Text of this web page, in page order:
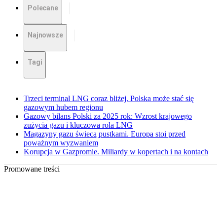
Polecane
Najnowsze
Tagi
Trzeci terminal LNG coraz bliżej. Polska może stać się
gazowym hubem regionu
Gazowy bilans Polski za 2025 rok: Wzrost krajowego
zużycia gazu i kluczowa rola LNG
Magazyny gazu świecą pustkami. Europa stoi przed
poważnym wyzwaniem
Korupcja w Gazpromie. Miliardy w kopertach i na kontach
Promowane treści